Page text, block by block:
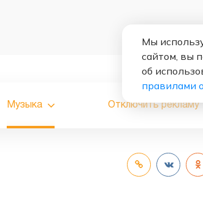
Музыка Отключить рекламу
Мы
сайтом, вы
об
правилами